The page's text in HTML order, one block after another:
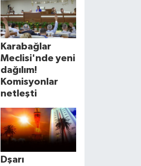
Karabağlar
Meclisi'nde yeni
dağılım!
Komisyonlar
netleşti
Dşarı